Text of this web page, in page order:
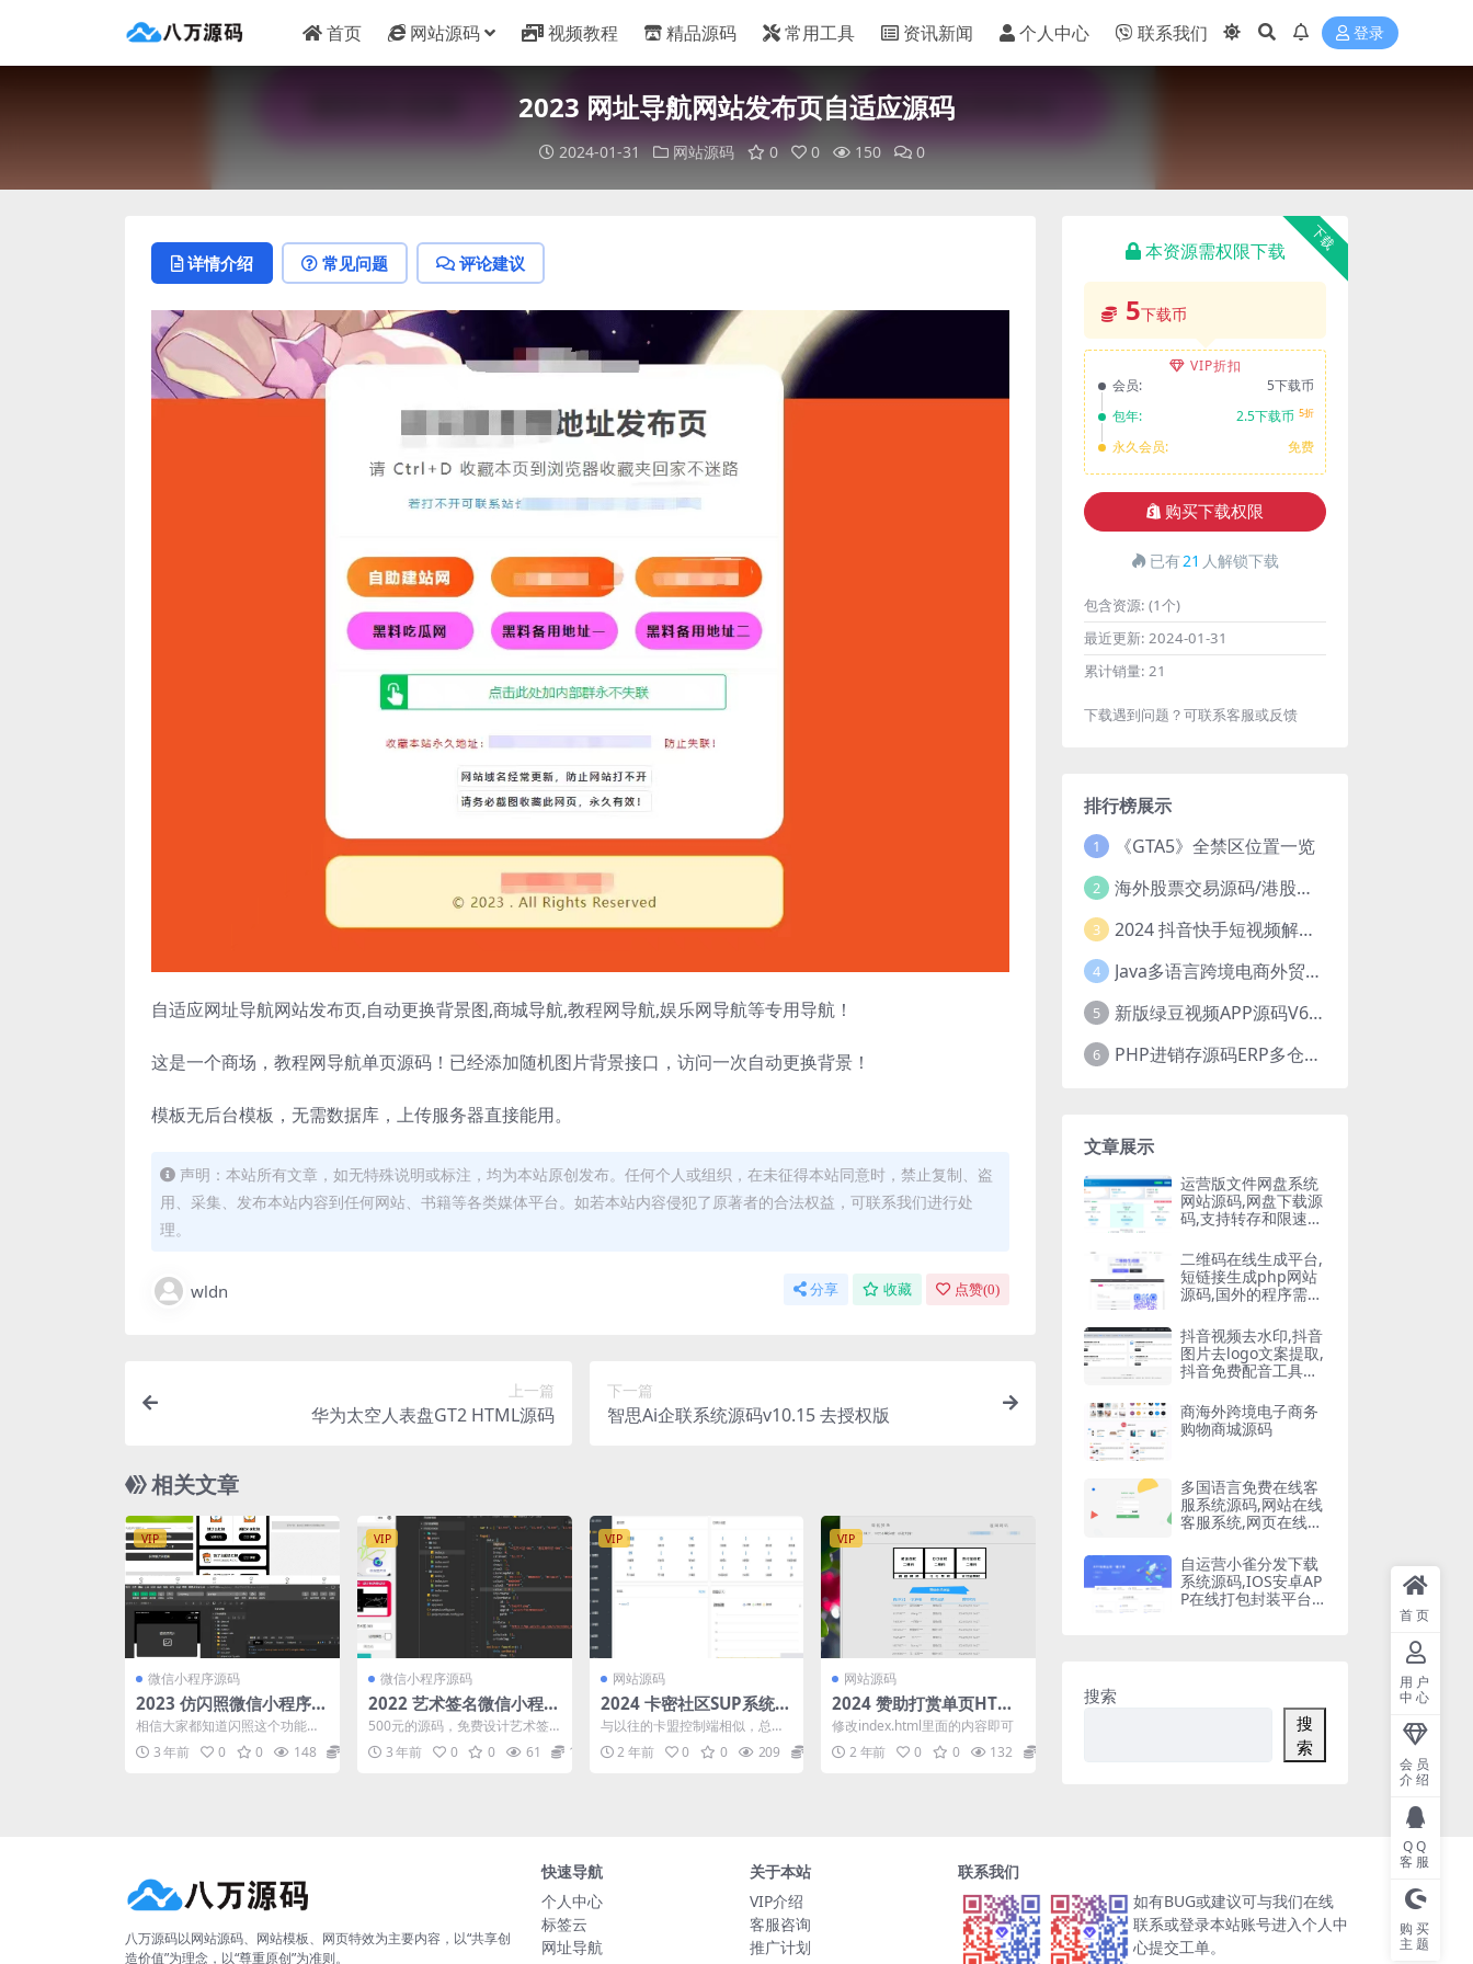
首页 网站源码 视频教程 精品源码 常用工具 资讯新闻 个人中心 联系我们 登录
2023 网址导航网站发布页自适应源码
2024-01-31 网站源码 0 0 150 0
详情介绍 常见问题 评论建议
自适应网址导航网站发布页,自动更换背景图,商城导航,教程网导航,娱乐网导航等专用导航！
这是一个商场，教程网导航单页源码！已经添加随机图片背景接口，访问一次自动更换背景！
模板无后台模板，无需数据库，上传服务器直接能用。
声明：本站所有文章，如无特殊说明或标注，均为本站原创发布。任何个人或组织，在未征得本站同意时，禁止复制、盗
用、采集、发布本站内容到任何网站、书籍等各类媒体平台。如若本站内容侵犯了原著者的合法权益，可联系我们进行处
理。
wldn 分享 收藏 点赞(0)
上一篇
华为太空人表盘GT2 HTML源码
下一篇
智思Ai企联系统源码v10.15 去授权版
相关文章
VIP
微信小程序源码
2023 仿闪照微信小程序源
码 附外卖功能
相信大家都知道闪照这个功能
吧，比如一些照片防止别人保存
就限制了用户观看时间等等，...
3 年前 0 0 148
VIP
微信小程序源码
2022 艺术签名微信小程序
源码
500元的源码，免费设计艺术签
名，支持微信流量主
3 年前 0 0 61 10
VIP
网站源码
2024 卡密社区SUP系统总
控源码+主站分销系统功能
源码
与以往的卡盟控制端相似，总控
具备开通、分销和主站功能，类
似于系统商的角色。支持自...
2 年前 0 0 209
VIP
网站源码
2024 赞助打赏单页HTML
源码
修改index.html里面的内容即可
2 年前
0 0 132
下载
本资源需权限下载
5下载币
VIP折扣
会员:
5下载币
包年:
2.5下载币 5折
永久会员: 免费
购买下载权限
已有21 人解锁下载
包含资源: (1个)
最近更新: 2024-01-31
累计销量: 21
下载遇到问题？可联系客服或反馈
排行榜展示
1 《GTA5》全禁区位置一览
2 海外股票交易源码/港股泰股/美股源码/印度股源码/马拉西亚股票源码/国际股票配资
3 2024 抖音快手短视频解析去水印php源码
4 Java多语言跨境电商外贸商城TikToKshop内嵌商城I商家入驻I一键铺
5 新版绿豆视频APP源码V6.6 免授权插件版
6 PHP进销存源码ERP多仓库管理系统 手机版进销存 php网络版进销存小程序
文章展示
运营版文件网盘系统
网站源码,网盘下载源
码,支持转存和限速下
二维码在线生成平台,
短链接生成php网站
源码,国外的程序需要
抖音视频去水印,抖音
图片去logo文案提取,
抖音免费配音工具大
商海外跨境电子商务
购物商城源码
多国语言免费在线客
服系统源码,网站在线
客服系统,网页在线客
平台
自运营小雀分发下载
系统源码,IOS安卓AP
P在线打包封装平台,
搜索
搜
索
八万源码以网站源码、网站模板、网页特效为主要内容，以“共享创
造价值”为理念，以“尊重原创”为准则。
快速导航
个人中心
标签云
网址导航
关于本站
VIP介绍
客服咨询
推广计划
联系我们
如有BUG或建议可与我们在线
联系或登录本站账号进入个人中
心提交工单。
首页
用户
中心
会员
介绍
QQ
客服
购买
主题